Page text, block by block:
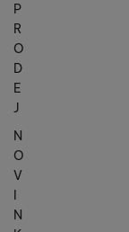
P
R
O
D
E
J
N
O
V
I
N